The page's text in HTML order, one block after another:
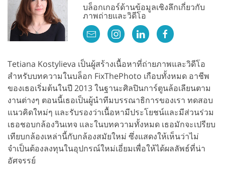
บล็อกเกอร์ด้านข้อมูลเชิงลึกเกี่ยวกับ
ภาพถ่ายและวิดีโอ
Tetiana Kostylieva เป็นผู้สร้างเนื้อหาที่ถ่ายภาพและวิดีโอ
สำหรับบทความในบล็อก FixThePhoto เกือบทั้งหมด อาชีพ
ของเธอเริ่มต้นในปี 2013 ในฐานะศิลปินการ์ตูนล้อเลียนตาม
งานต่างๆ ตอนนี้เธอเป็นผู้นำทีมบรรณาธิการของเรา ทดสอบ
แนวคิดใหม่ๆ และรับรองว่าเนื้อหามีประโยชน์และมีส่วนร่วม
เธอชอบกล้องวินเทจ และในบทความทั้งหมด เธอมักจะเปรียบ
เทียบกล้องเหล่านี้กับกล้องสมัยใหม่ ซึ่งแสดงให้เห็นว่าไม่
จำเป็นต้องลงทุนในอุปกรณ์ใหม่เอี่ยมเพื่อให้ได้ผลลัพธ์ที่น่า
อัศจรรย์